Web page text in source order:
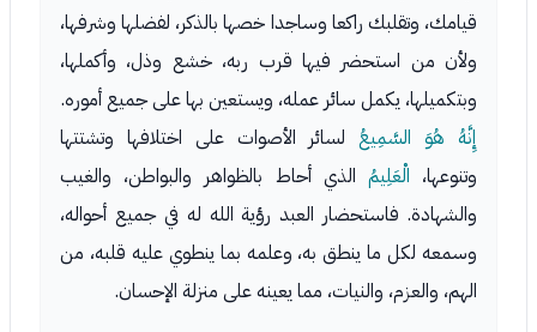
قيامك، وتقلبك راكعا وساجدا خصها بالذكر، لفضلها وشرفها،
ولأن من استحضر فيها قرب ربه، خشع وذل، وأكملها،
وبتكميلها، يكمل سائر عمله، ويستعين بها على جميع أموره.
إِنَّهُ هُوَ السَّمِيعُلسائر الأصوات على اختلافها وتشتتها
وتنوعها، الْعَلِيمُ الذي أحاط بالظواهر والبواطن، والغيب
والشهادة. فاستحضار العبد رؤية الله له في جميع أحواله،
وسمعه لكل ما ينطق به، وعلمه بما ينطوي عليه قلبه، من
الهم، والعزم، والنيات، مما يعينه على منزلة الإحسان.